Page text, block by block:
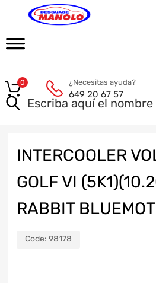
¿Necesitas ayuda?
649 20 67 57
0
INTERCOOLER
GOLF VI
RABBIT
Code: 98178